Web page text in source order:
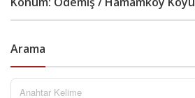
Arama